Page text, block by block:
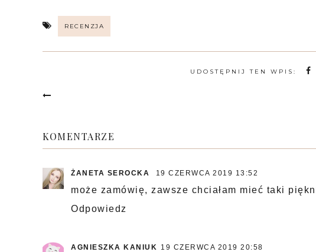
RECENZJA
UDOSTĘPNIJ TEN WPIS:
KOMENTARZE
ŻANETA SEROCKA 19 CZERWCA 2019 13:52
może zamówię, zawsze chciałam mieć taki
Odpowiedz
AGNIESZKA KANIUK 19 CZERWCA 2019 20:58